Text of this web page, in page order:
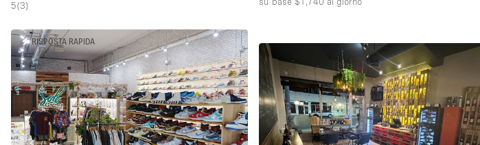
Bagni
Banconi
Camere Multiple
Concierge
Elettricità
5(3)
RISPOSTA RAPIDA